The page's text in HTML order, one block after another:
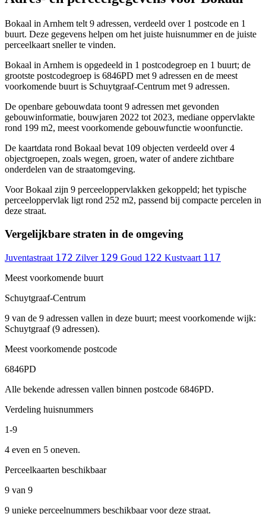
Bokaal in Arnhem telt 9 adressen, verdeeld over 1 postcode en 1
buurt. Deze gegevens helpen om het juiste huisnummer en de juiste
perceelkaart sneller te vinden.
Bokaal in Arnhem is opgedeeld in 1 postcodegroep en 1 buurt; de
grootste postcodegroep is 6846PD met 9 adressen en de meest
voorkomende buurt is Schuytgraaf-Centrum met 9 adressen.
De openbare gebouwdata toont 9 adressen met gevonden
gebouwinformatie, bouwjaren 2022 tot 2023, mediane oppervlakte
rond 199 m2, meest voorkomende gebouwfunctie woonfunctie.
De kaartdata rond Bokaal bevat 109 objecten verdeeld over 4
objectgroepen, zoals wegen, groen, water of andere zichtbare
onderdelen van de straatomgeving.
Voor Bokaal zijn 9 perceeloppervlakken gekoppeld; het typische
perceeloppervlak ligt rond 252 m2, passend bij compacte percelen in
deze straat.
Vergelijkbare straten in de omgeving
Juventastraat 172 Zilver 129 Goud 122 Kustvaart 117
Meest voorkomende buurt
Schuytgraaf-Centrum
9 van de 9 adressen vallen in deze buurt; meest voorkomende wijk:
Schuytgraaf (9 adressen).
Meest voorkomende postcode
6846PD
Alle bekende adressen vallen binnen postcode 6846PD.
Verdeling huisnummers
1-9
4 even en 5 oneven.
Perceelkaarten beschikbaar
9 van 9
9 unieke perceelnummers beschikbaar voor deze straat.